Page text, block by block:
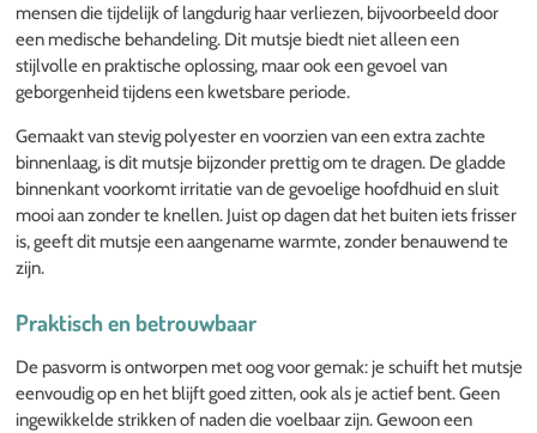
mensen die tijdelijk of langdurig haar verliezen, bijvoorbeeld door
een medische behandeling. Dit mutsje biedt niet alleen een
stijlvolle en praktische oplossing, maar ook een gevoel van
geborgenheid tijdens een kwetsbare periode.
Gemaakt van stevig polyester en voorzien van een extra zachte
binnenlaag, is dit mutsje bijzonder prettig om te dragen. De gladde
binnenkant voorkomt irritatie van de gevoelige hoofdhuid en sluit
mooi aan zonder te knellen. Juist op dagen dat het buiten iets frisser
is, geeft dit mutsje een aangename warmte, zonder benauwend te
zijn.
Praktisch en betrouwbaar
De pasvorm is ontworpen met oog voor gemak: je schuift het mutsje
eenvoudig op en het blijft goed zitten, ook als je actief bent. Geen
ingewikkelde strikken of naden die voelbaar zijn. Gewoon een